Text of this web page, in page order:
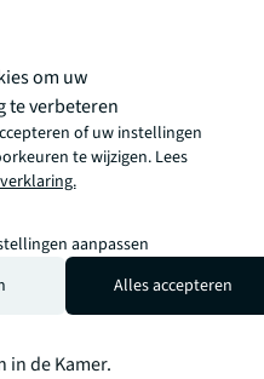
richtte zich
knop:
versnellingstafels,
en splitsen. Dat
die versnelling
momentum
knop komen in
De aangekondigde
2026 biedt een
regulerende kant
de fiscale kant, box
in de Kamer.
om uw
te verbeteren
of uw instellingen
te wijzigen. Lees
aanpassen
Alles accepteren